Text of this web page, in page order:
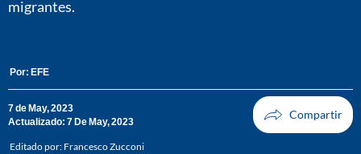
migrantes.
Por: EFE
7 de May, 2023
Actualizado: 7 De May, 2023
Editado por: Francesco Zucconi